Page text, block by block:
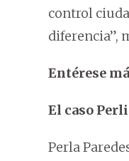
control
diferencia”,
Entérese
El caso
Perla